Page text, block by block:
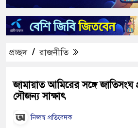
প্রচ্ছদ/রাজনীতি
জামায়াত আমিরের সঙ্গে জাতিসংঘ
সৌজন্য সাক্ষাৎ
নিজস্ব প্রতিবেদক